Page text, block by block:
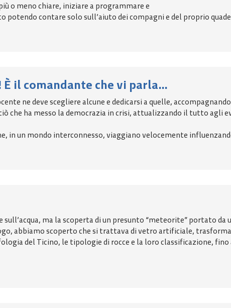
o meno chiare, iniziare a programmare e
contare solo sull’aiuto dei compagni e del proprio
il comandante che vi parla…
ne deve scegliere alcune e dedicarsi a quelle,
che ha messo la democrazia in crisi, attualizzando il tutto agli
in un mondo interconnesso, viaggiano velocemente
ma la scoperta di un presunto “meteorite” portato
abbiamo scoperto che si trattava di vetro artificiale,
del Ticino, le tipologie di rocce e la loro classificazione,